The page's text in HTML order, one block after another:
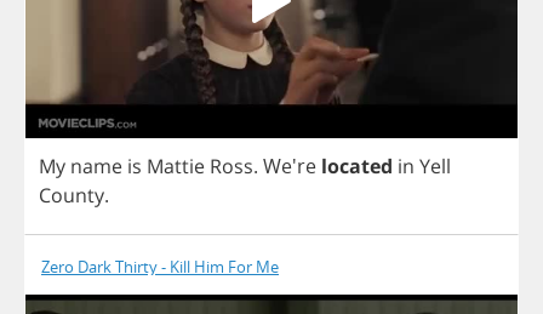
My name is Mattie Ross. We're located in Yell
County.
Zero Dark Thirty - Kill Him For Me